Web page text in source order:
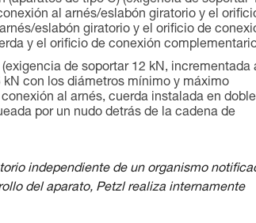
al arnés/eslabón giratorio y el
eslabón giratorio y el orificio de
y el orificio de conexión
de soportar 12 kN, incrementada
con los diámetros mínimo y máximo
al arnés, cuerda instalada en
por un nudo detrás de la cadena de
independiente de un organismo
del aparato, Petzl realiza internamente